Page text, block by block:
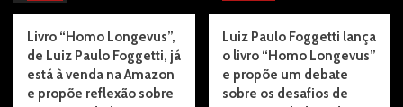
Livro “Homo Longevus”,
de Luiz Paulo Foggetti, já
está à venda na Amazon
e propõe reflexão sobre
Luiz Paulo Foggetti lança
o livro “Homo Longevus”
e propõe um debate
sobre os desafios de